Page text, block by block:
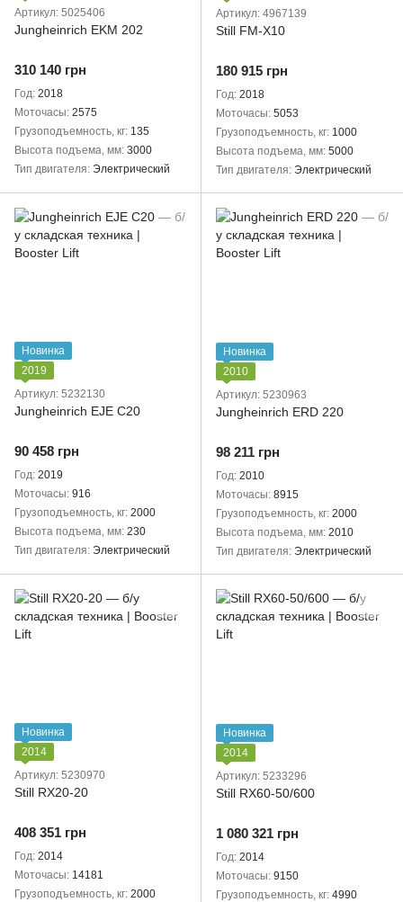
Артикул: 5025406
Jungheinrich EKM 202
310 140 грн
Год 2018
Моточасы 2575
Грузоподъемность, кг 135
Высота подъема, мм 3000
Тип двигателя Электрический
Артикул: 4967139
Still FM-X10
180 915 грн
Год 2018
Моточасы 5053
Грузоподъемность, кг 1000
Высота подъема, мм 5000
Тип двигателя Электрический
Новинка
2019
Артикул: 5232130
Jungheinrich EJE C20
90 458 грн
Год 2019
Моточасы 916
Грузоподъемность, кг 2000
Высота подъема, мм 230
Тип двигателя Электрический
Новинка
2010
Артикул: 5230963
Jungheinrich ERD 220
98 211 грн
Год 2010
Моточасы 8915
Грузоподъемность, кг 2000
Высота подъема, мм 2010
Тип двигателя Электрический
Новинка
2014
Артикул: 5230970
Still RX20-20
408 351 грн
Год 2014
Моточасы 14181
Грузоподъемность, кг 2000
Новинка
2014
Артикул: 5233296
Still RX60-50/600
1 080 321 грн
Год 2014
Моточасы 9150
Грузоподъемность, кг 4990